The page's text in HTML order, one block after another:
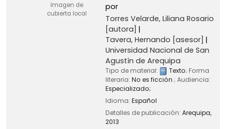
Imagen de
cubierta local
por
Torres Velarde, Liliana Rosario
[autora]
Tavera, Hernando [asesor]
Universidad Nacional de San
Agustín de Arequipa
Tipo de material: Texto; Forma
literaria: No es ficción ; Audiencia:
Especializado;
Idioma: Español
Detalles de publicación: Arequipa,
2013